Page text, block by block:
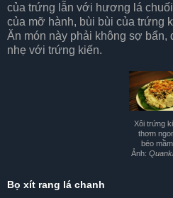
của trứng lẫn với hương lá
của mỡ hành, bùi bùi của trứng
Ăn món này phải không sợ bẩn,
nhẹ với trứng kiến.
Xôi trứng
thơm
béo mầm.
Ảnh:
Bọ xít rang lá chanh